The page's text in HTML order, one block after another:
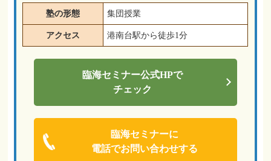
塾の形態 集団授業
アクセス 港南台駅から徒歩1分
臨海セミナー公式HPで
チェック
臨海セミナーに
電話でお問い合わせする